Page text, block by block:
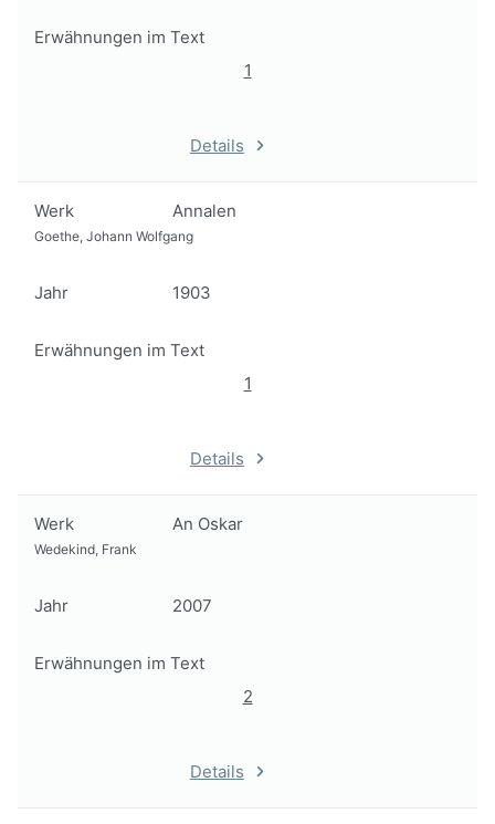
Erwähnungen im Text
1
Details
Werk Annalen
Goethe, Johann Wolfgang
Jahr 1903
Erwähnungen im Text
1
Details
Werk An Oskar
Wedekind, Frank
Jahr 2007
Erwähnungen im Text
2
Details